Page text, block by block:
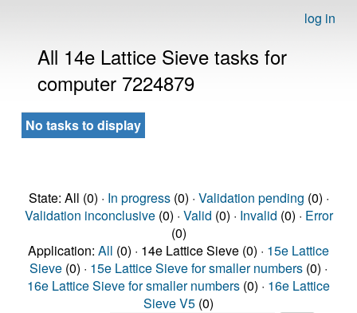
log in
All 14e Lattice Sieve tasks for
computer 7224879
No tasks to display
State: All (0) · In progress(0) · Validation pending (0) ·
Validation inconclusive(0) · Valid (0) · Invalid (0) · Error
(0)
Application: All (0) · 14e Lattice Sieve (0) · 15e Lattice
Sieve (0) · 15e Lattice Sieve for smaller numbers (0) ·
16e Lattice Sieve for smaller numbers (0) · 16e Lattice
Sieve V5 (0)